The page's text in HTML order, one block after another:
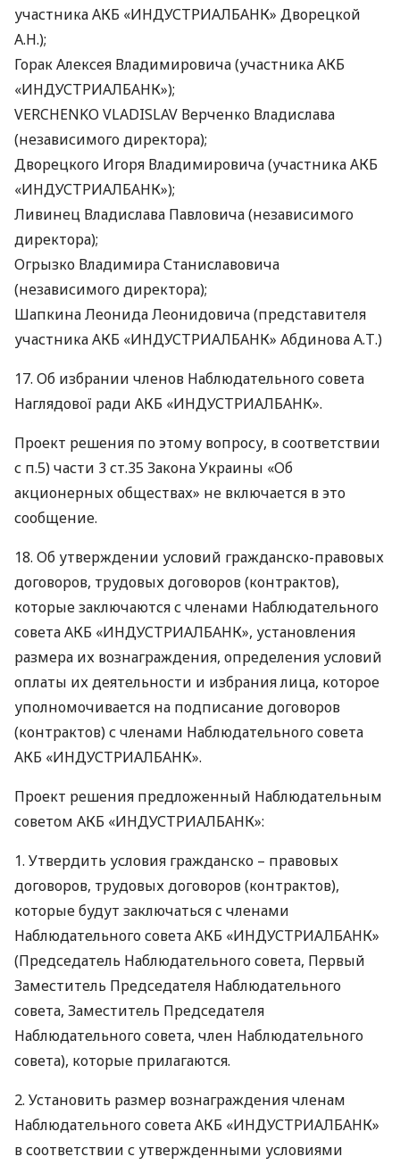
участникаАКБ «ИНДУСТРИАЛБАНК» Дворецкой
А.Н.);
Горак Алексея Владимировича (участникаАКБ
«ИНДУСТРИАЛБАНК»);
VERCHENKO VLADISLAV Верченко Владислава
(независимого директора);
Дворецкого Игоря Владимировича (участникаАКБ
«ИНДУСТРИАЛБАНК»);
Ливинец Владислава Павловича (независимого
директора);
Огрызко Владимира Станиславовича
(независимого директора);
Шапкина Леонида Леонидовича (представителя
участникаАКБ «ИНДУСТРИАЛБАНК» Абдинова А.Т.)
17. Об избрании членов Наблюдательного совета
Наглядової ради АКБ «ИНДУСТРИАЛБАНК».
Проект решения по этому вопросу, в соответствии
с п.5) части 3 ст.35 Закона Украины «Об
акционерных обществах» не включается в это
сообщение.
18. Об утверждении условий гражданско-правовых
договоров, трудовых договоров (контрактов),
которые заключаются с членами Наблюдательного
советаАКБ «ИНДУСТРИАЛБАНК», установления
размера их вознаграждения, определения условий
оплаты их деятельности и избрания лица, которое
уполномочивается на подписание договоров
(контрактов) с членами Наблюдательного совета
АКБ «ИНДУСТРИАЛБАНК».
Проект решения предложенный Наблюдательным
советом АКБ «ИНДУСТРИАЛБАНК»:
1. Утвердить условия гражданско – правовых
договоров, трудовых договоров (контрактов),
которые будут заключаться с членами
Наблюдательного советаАКБ «ИНДУСТРИАЛБАНК»
(Председатель Наблюдательного совета, Первый
Заместитель Председателя Наблюдательного
совета, Заместитель Председателя
Наблюдательного совета, член Наблюдательного
совета), которые прилагаются.
2. Установить размер вознаграждения членам
Наблюдательного советаАКБ «ИНДУСТРИАЛБАНК»
в соответствии с утвержденными условиями